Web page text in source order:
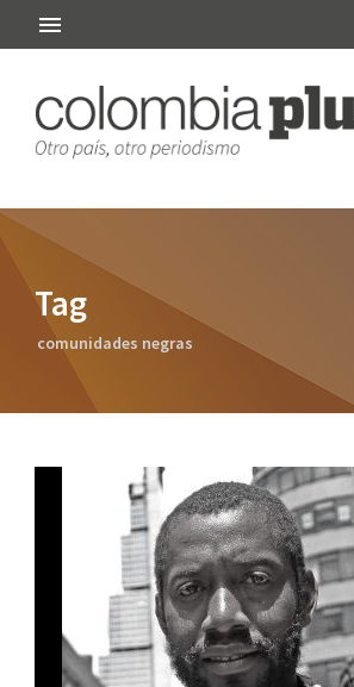
Tag
comunidades negras